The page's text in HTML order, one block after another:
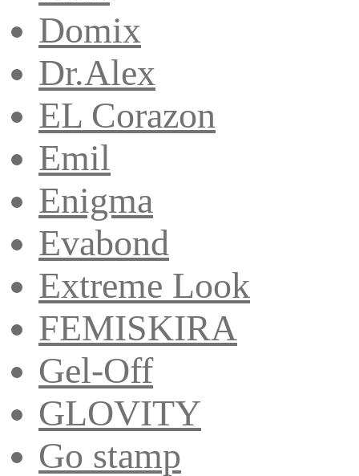
Domix
Dr.Alex
EL Corazon
Emil
Enigma
Evabond
Extreme Look
FEMISKIRA
Gel-Off
GLOVITY
Go stamp